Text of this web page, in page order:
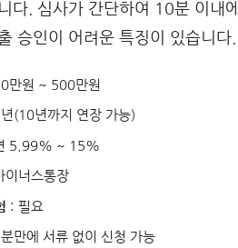
다. 심사가 간단하여 10분 이내
승인이 어려운 특징이 있습니다.
만원 ~ 500만원
(10년까지 연장 가능)
5.99% ~ 15%
이너스통장
: 필요
만에 서류 없이 신청 가능